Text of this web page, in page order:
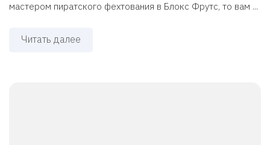
мастером пиратского фехтования в Блокс Фрутс, то вам ...
Читать далее